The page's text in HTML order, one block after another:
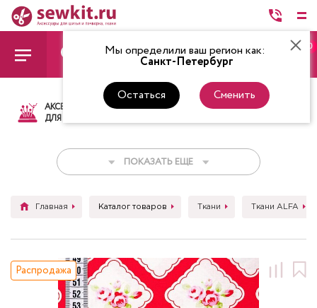
Мы определили ваш регион как:
Санкт-Петербург
Остаться Сменить
0
АКСЕССУАРЫ
ДЛЯ ШИТЬЯ
ТКАНИ НИТКИ
ПОКАЗАТЬ ЕЩЕ
Главная Каталог товаров Ткани Ткани ALFA
Распродажа